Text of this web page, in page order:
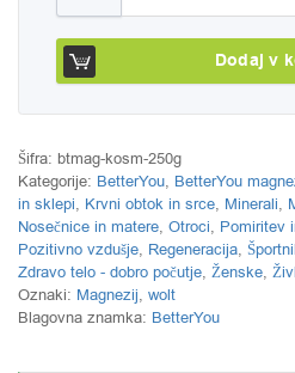
Dodaj v
Šifra: btmag-kosm-250g
Kategorije: BetterYou, BetterYou
in sklepi, Krvni obtok in srce, Minerali,
Nosečnice in matere, Otroci, Pomiritev
Pozitivno vzdušje, Regeneracija,
Zdravo telo - dobro počutje, Ženske,
Oznaki: Magnezij, wolt
Blagovna znamka: BetterYou